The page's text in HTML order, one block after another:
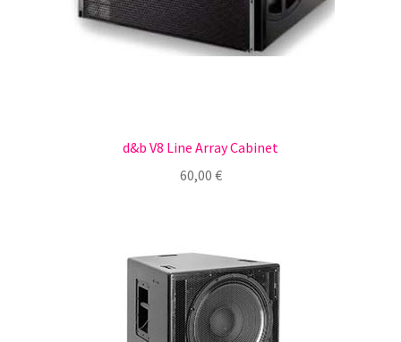
d&b V8 Line Array Cabinet
60,00 €